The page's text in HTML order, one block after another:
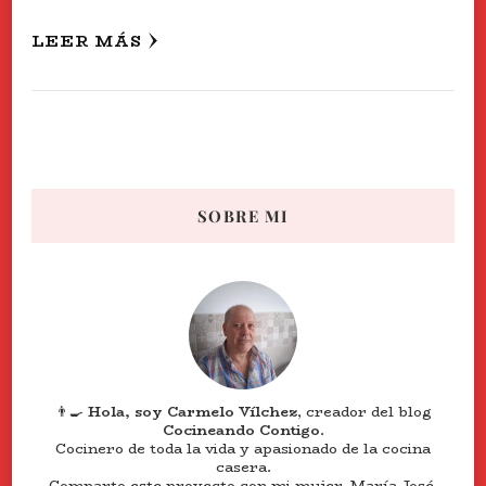
LEER MÁS
SOBRE MI
👨‍🍳 Hola, soy Carmelo Vílchez, creador del blog
Cocineando Contigo.
Cocinero de toda la vida y apasionado de la cocina
casera.